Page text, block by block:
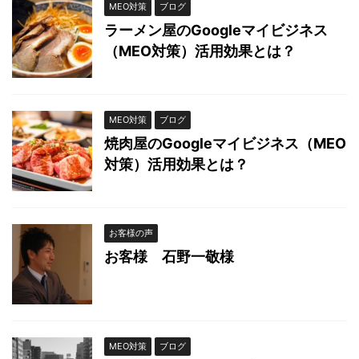
MEO対策 ブログ
ラーメン屋のGoogleマイビジネス
（MEO対策）活用効果とは？
MEO対策 ブログ
焼肉屋のGoogleマイビジネス（MEO
対策）活用効果とは？
お客様の声
お客様 石野一敬様
MEO対策 ブログ